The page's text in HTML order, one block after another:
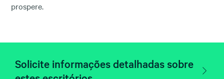
prospere.
Solicite informações detalhadas sobre